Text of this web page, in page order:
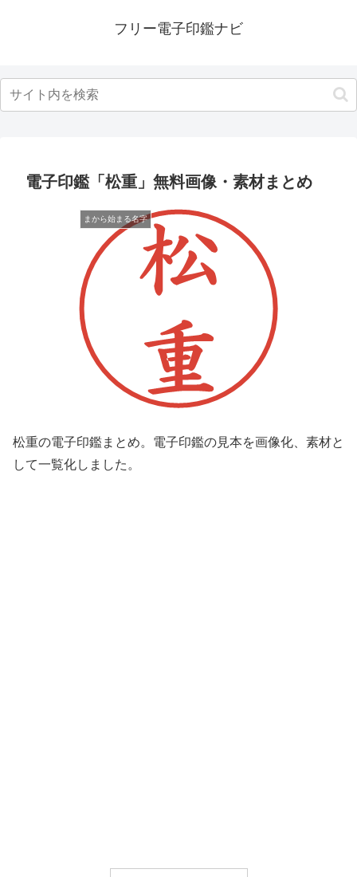
フリー電子印鑑ナビ
電子印鑑「松重」無料画像・素材まとめ
まから始まる名字
松重の電子印鑑まとめ。電子印鑑の見本を画像化、素材と
して一覧化しました。